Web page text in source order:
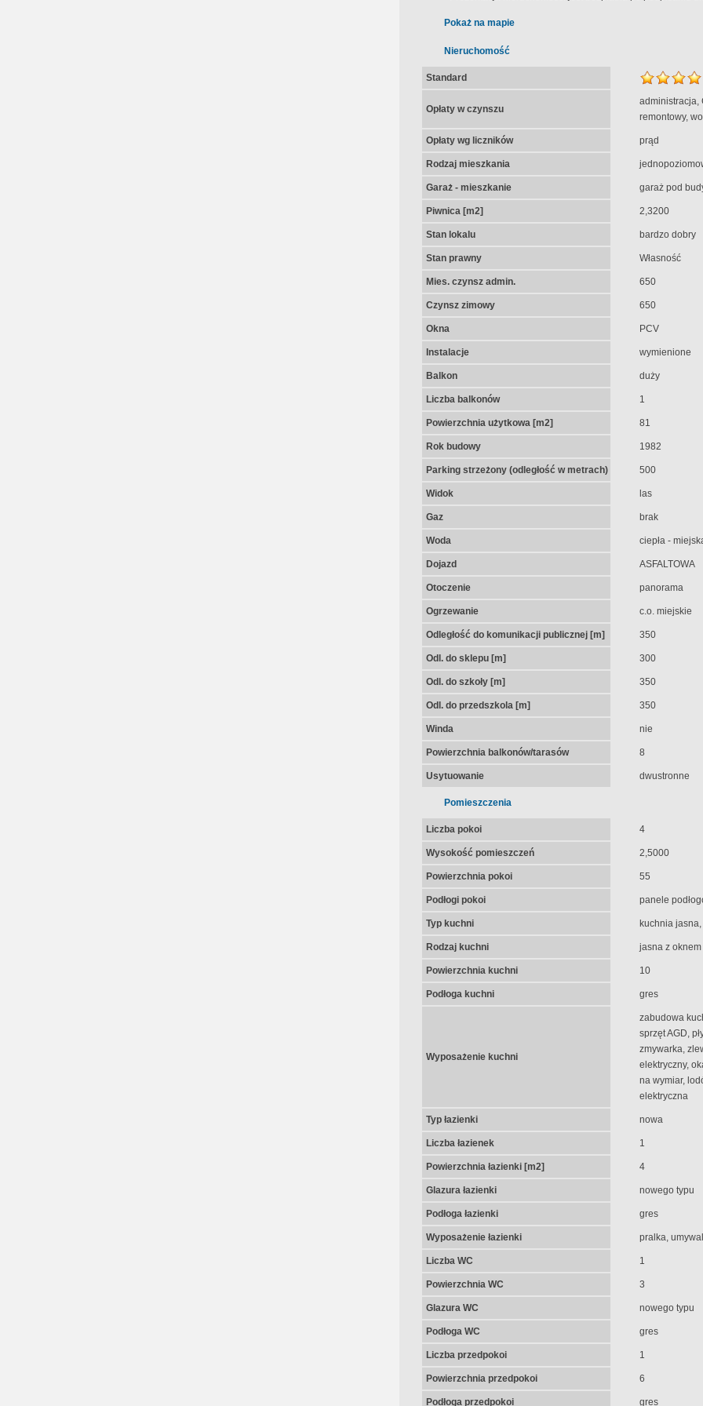
Pokaż na mapie
Nieruchomość
Standard
Opłaty w czynszu
administracja,
remontowy,
Opłaty wg liczników prąd
Rodzaj mieszkania
Garaż - mieszkanie garaż pod
Piwnica [m2] 2,3200
Stan lokalu bardzo dobry
Stan prawny Własność
Mies. czynsz admin. 650
Czynsz zimowy 650
Okna PCV
Instalacje wymienione
Balkon duży
Liczba balkonów 1
Powierzchnia użytkowa [m2] 81
Rok budowy 1982
Parking strzeżony (odległość w metrach) 500
Widok las
Gaz brak
Woda ciepła -
Dojazd ASFALTOWA
Otoczenie panorama
Ogrzewanie c.o. miejskie
Odległość do komunikacji publicznej [m] 350
Odl. do sklepu [m] 300
Odl. do szkoły [m] 350
Odl. do przedszkola [m] 350
Winda nie
Powierzchnia balkonów/tarasów 8
Usytuowanie dwustronne
Pomieszczenia
Liczba pokoi 4
Wysokość pomieszczeń 2,5000
Powierzchnia pokoi 55
Podłogi pokoi panele
Typ kuchni kuchnia
Rodzaj kuchni jasna z oknem
Powierzchnia kuchni 10
Podłoga kuchni gres
Wyposażenie kuchni
zabudowa
sprzęt AGD,
zmywarka,
elektryczny,
na wymiar,
elektryczna
Typ łazienki nowa
Liczba łazienek 1
Powierzchnia łazienki [m2] 4
Glazura łazienki nowego typu
Podłoga łazienki gres
Wyposażenie łazienki pralka,
Liczba WC 1
Powierzchnia WC 3
Glazura WC nowego typu
Podłoga WC gres
Liczba przedpokoi 1
Powierzchnia przedpokoi 6
Podłoga przedpokoi gres